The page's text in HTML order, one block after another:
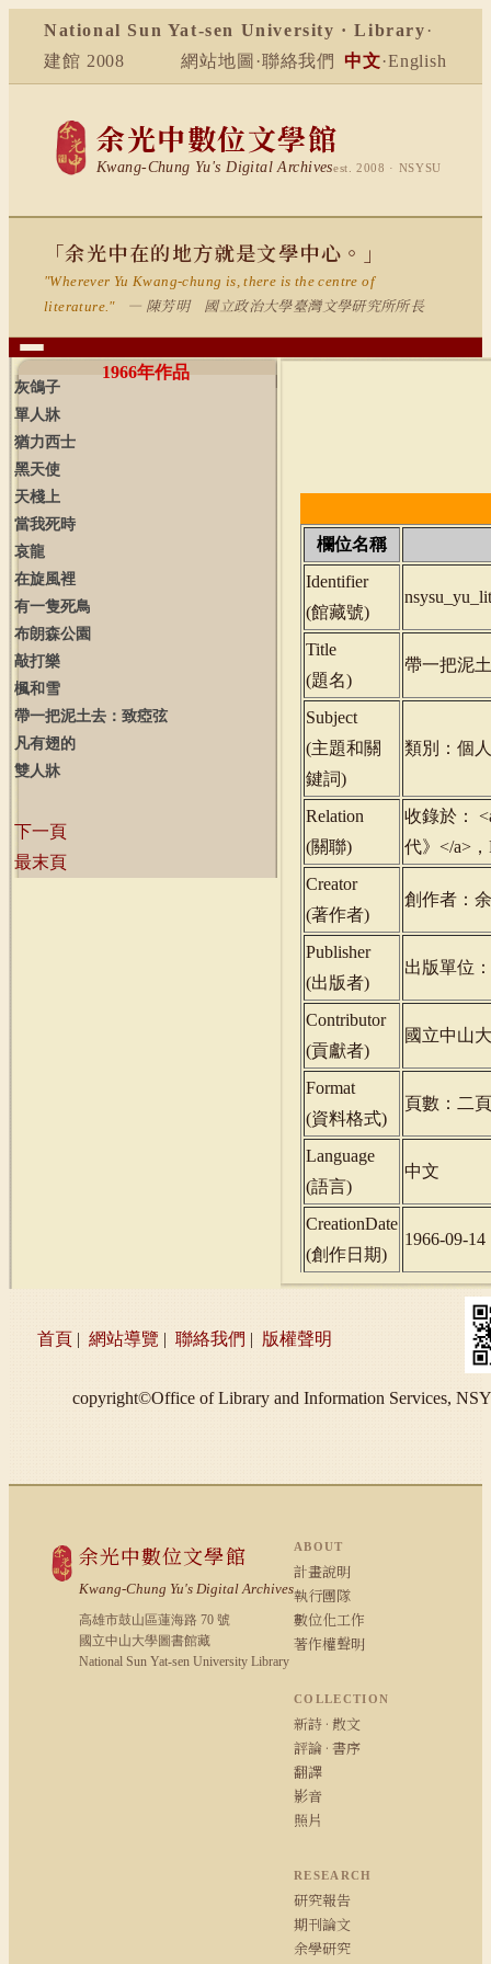
National Sun Yat-sen University · Library ·
建館 2008
網站地圖 ·聯絡我們 中文·English
余光中數位文學館
Kwang-Chung Yu's Digital Archivesest. 2008 · NSYSU
「余光中在的地方就是文學中心。」
"Wherever Yu Kwang-chung is, there is the centre of
literature."
— 陳芳明 國立政治大學臺灣文學研究所所長
1966年作品
灰鴿子
單人牀
猶力西士
黑天使
天棧上
當我死時
哀龍
在旋風裡
有一隻死鳥
布朗森公園
敲打樂
楓和雪
帶一把泥土去：致瘂弦
凡有翅的
雙人牀
下一頁
最末頁
欄位名稱
Identifier
(館藏號)
Title
(題名)
帶一把泥
Subject
(主題和關
鍵詞)
類別：個
Relation
(關聯)
收錄於：
代》</a>
Creator
(著作者)
創作者：
Publisher
(出版者)
出版單位
Contributor
(貢獻者)
國立中山
Format
(資料格式)
頁數：二頁
Language
(語言)
中文
CreationDate
(創作日期)
1966-09-14
首頁 | 網站導覽 | 聯絡我們 | 版權聲明
copyright©Office of Library and Information Services,
余光中數位文學館
Kwang-Chung Yu's Digital Archives
高雄市鼓山區蓮海路 70 號
國立中山大學圖書館藏
National Sun Yat-sen University Library
ABOUT
計畫說明
執行團隊
數位化工作
著作權聲明
COLLECTION
新詩 · 散文
評論 · 書序
翻譯
影音
照片
RESEARCH
研究報告
期刊論文
余學研究